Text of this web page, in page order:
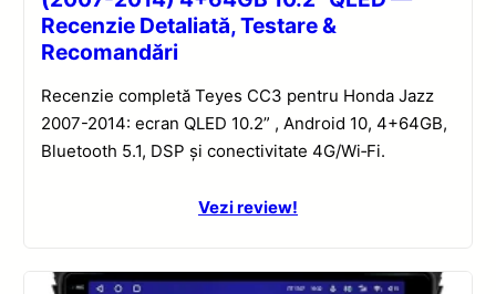
Recenzie Detaliată, Testare &
Recomandări
Recenzie completă Teyes CC3 pentru Honda Jazz
2007-2014: ecran QLED 10.2” , Android 10, 4+64GB,
Bluetooth 5.1, DSP și conectivitate 4G/Wi‑Fi.
Vezi review!